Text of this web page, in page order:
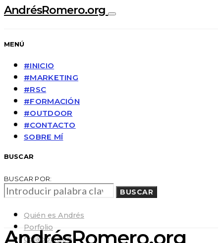
AndrésRomero.org
MENÚ
#INICIO
#MARKETING
#RSC
#FORMACIÓN
#OUTDOOR
#CONTACTO
SOBRE MÍ
BUSCAR
BUSCAR POR:
BUSCAR
Quién es Andrés
Porfolio
Colaboración
AndrésRomero.org